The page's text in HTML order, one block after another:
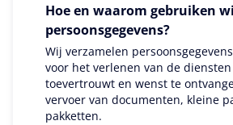
Hoe en waarom gebruiken
persoonsgegevens?
Wij verzamelen
voor het verlenen van de
toevertrouwt en wenst te
vervoer van documenten, kleine
pakketten.